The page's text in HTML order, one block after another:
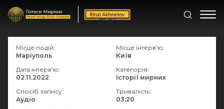
Місце подій:
Маріуполь
Місце інтерв'ю:
Київ
Дата інтерв'ю:
02.11.2022
Категорія:
Історії мирних
Спосіб запису:
Аудіо
Тривалість:
03:20